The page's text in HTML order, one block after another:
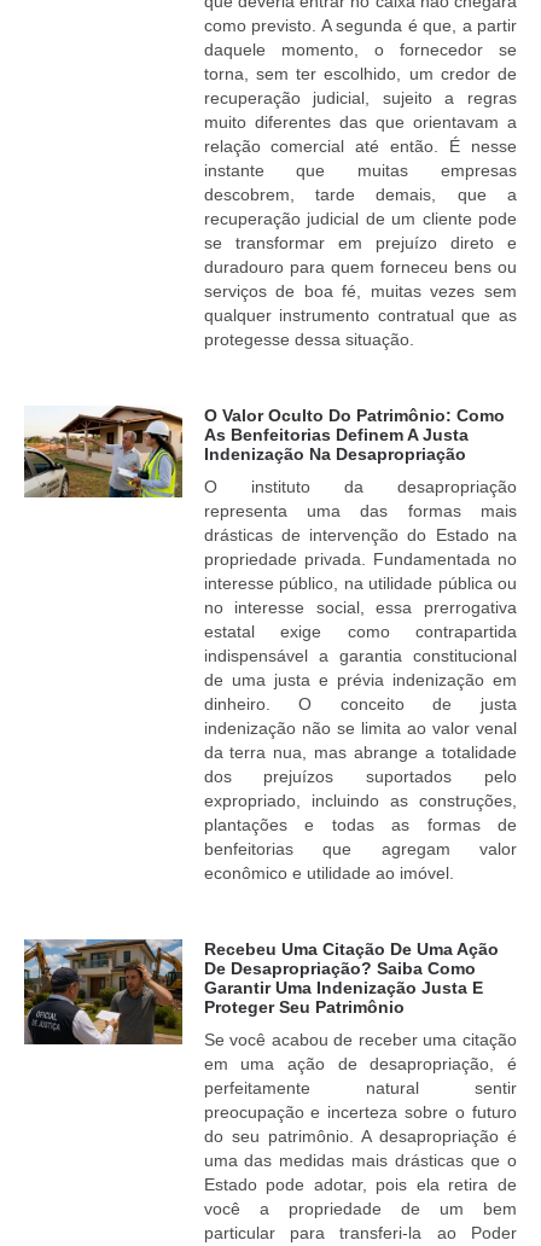
como previsto. A segunda é que, a partir
daquele momento, o fornecedor se
torna, sem ter escolhido, um credor de
recuperação judicial, sujeito a regras
muito diferentes das que orientavam a
relação comercial até então. É nesse
instante que muitas empresas
descobrem, tarde demais, que a
recuperação judicial de um cliente pode
se transformar em prejuízo direto e
duradouro para quem forneceu bens ou
serviços de boa fé, muitas vezes sem
qualquer instrumento contratual que as
protegesse dessa situação.
O Valor Oculto Do Patrimônio: Como
As Benfeitorias Definem A Justa
Indenização Na Desapropriação
O instituto da desapropriação
representa uma das formas mais
drásticas de intervenção do Estado na
propriedade privada. Fundamentada no
interesse público, na utilidade pública ou
no interesse social, essa prerrogativa
estatal exige como contrapartida
indispensável a garantia constitucional
de uma justa e prévia indenização em
dinheiro. O conceito de justa
indenização não se limita ao valor venal
da terra nua, mas abrange a totalidade
dos prejuízos suportados pelo
expropriado, incluindo as construções,
plantações e todas as formas de
benfeitorias que agregam valor
econômico e utilidade ao imóvel.
Recebeu Uma Citação De Uma Ação
De Desapropriação? Saiba Como
Garantir Uma Indenização Justa E
Proteger Seu Patrimônio
Se você acabou de receber uma citação
em uma ação de desapropriação, é
perfeitamente natural sentir
preocupação e incerteza sobre o futuro
do seu patrimônio. A desapropriação é
uma das medidas mais drásticas que o
Estado pode adotar, pois ela retira de
você a propriedade de um bem
particular para transferi-la ao Poder